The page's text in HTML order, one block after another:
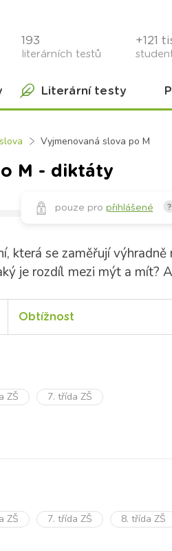
193
literárních testů
+121
Literární testy
Vyjmenovaná slova po M
M - diktáty
pouze pro přihlášené ?
která se zaměřují výhradně
je rozdíl mezi mýt a mít?
Obtížnost
ZŠ
7. třída ZŠ
ZŠ 7. třída ZŠ 8. třída ZŠ